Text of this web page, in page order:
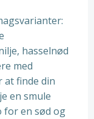
hasselnød
med
finde din
en smule
for en sød og